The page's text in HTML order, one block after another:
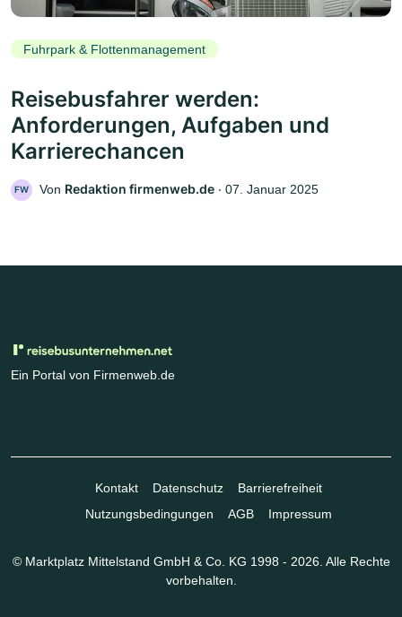
Fuhrpark & Flottenmanagement
Reisebusfahrer werden:
Anforderungen, Aufgaben und
Karrierechancen
FW Von Redaktion firmenweb.de ‧ 07. Januar 2025
Ein Portal von Firmenweb.de
Kontakt Datenschutz
Barrierefreiheit
Nutzungsbedingungen
AGB Impressum
© Marktplatz Mittelstand GmbH & Co. KG 1998 - 2026. Alle Rechte
vorbehalten.